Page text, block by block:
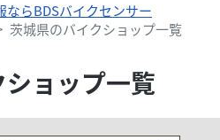
らBDSバイクセンサー
茨城県のバイクショップ一覧
ョップ一覧